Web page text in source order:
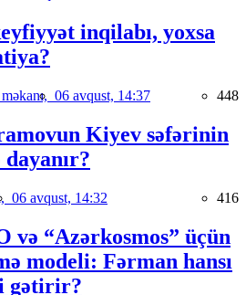
inqilabı, yoxsa
06 avqust, 14:37 448
Kiyev səfərinin
dayanır?
06 avqust, 14:32 416
və “Azərkosmos” üçün
modeli: Fərman hansı
gətirir?